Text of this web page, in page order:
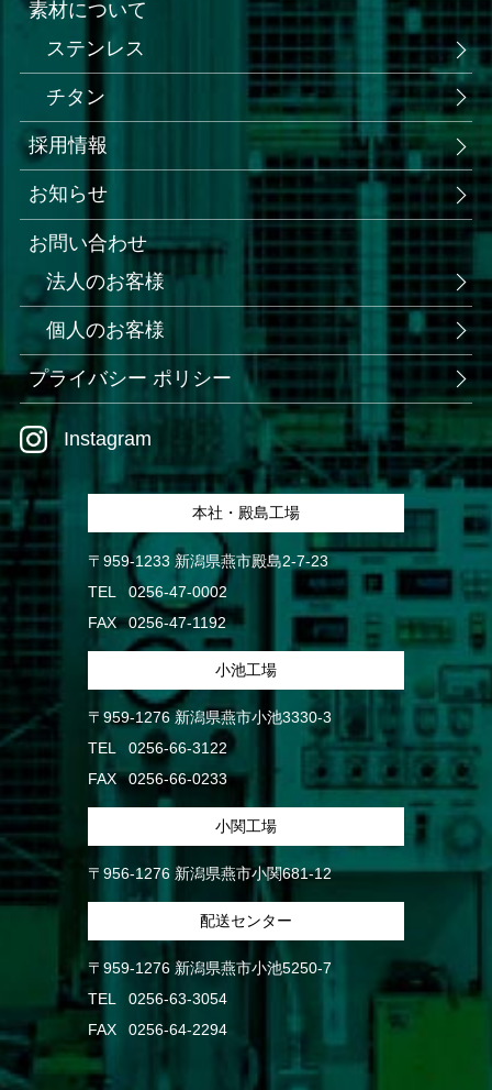
Instagram
素材について
ステンレス
チタン
採用情報
お知らせ
お問い合わせ
法人のお客様
個人のお客様
プライバシー ポリシー
本社・殿島工場
〒959-1233 新潟県燕市殿島2-7-23
TEL
0256-47-0002
FAX
0256-47-1192
小池工場
〒959-1276 新潟県燕市小池3330-3
TEL
0256-66-3122
FAX
0256-66-0233
小関工場
〒956-1276 新潟県燕市小関681-12
配送センター
〒959-1276 新潟県燕市小池5250-7
TEL
0256-63-3054
FAX
0256-64-2294